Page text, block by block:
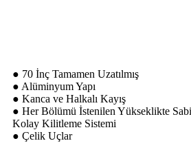
● 70 İnç Tamamen Uzatılmış
● Alüminyum Yapı
● Kanca ve Halkalı Kayış
● Her Bölümü İstenilen Yükseklikte
Kolay Kilitleme Sistemi
● Çelik Uçlar